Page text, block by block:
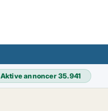
Aktive annoncer35.941